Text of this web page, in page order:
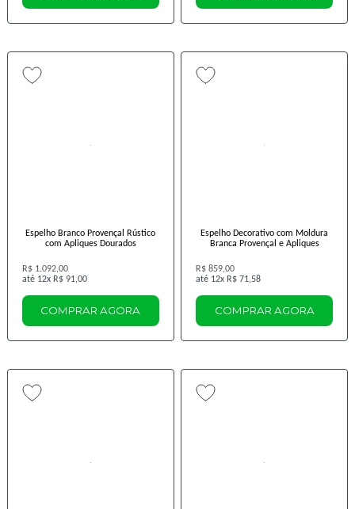
Espelho Branco Provençal Rústico
com Apliques Dourados
R$ 1.092,00
12x R$ 91,00
COMPRAR AGORA
Espelho Decorativo com Moldura
Branca Provençal e Apliques
R$ 859,00
12x R$ 71,58
COMPRAR AGORA